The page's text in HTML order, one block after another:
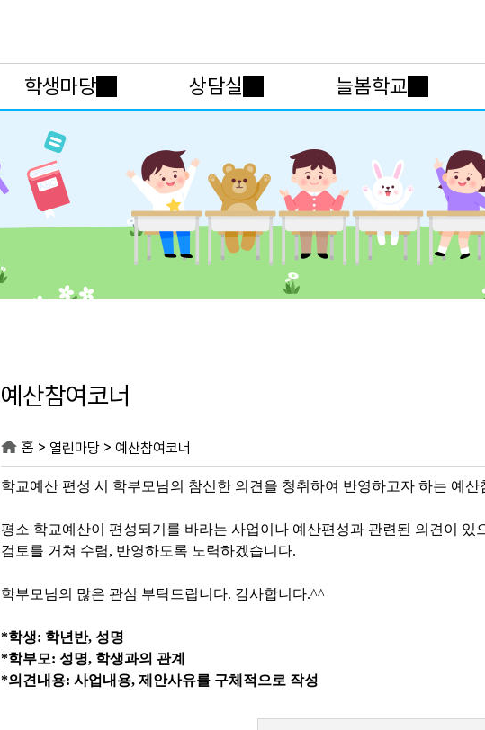
학생마당 상담실 늘봄학교
예산참여코너
홈 > 열린마당 > 예산참여코너
학교예산 편성 시 학부모님의 참신한 의견을 청취하여 반영하고자 하는 예산
평소 학교예산이 편성되기를 바라는 사업이나 예산편성과 관련된 의견이 있
검토를 거쳐 수렴, 반영하도록 노력하겠습니다.
학부모님의 많은 관심 부탁드립니다. 감사합니다.^^
*학생: 학년반, 성명
*학부모: 성명, 학생과의 관계
*의견내용: 사업내용, 제안사유를 구체적으로 작성